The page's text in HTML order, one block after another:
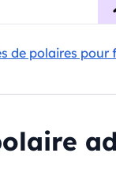
de polaires pour